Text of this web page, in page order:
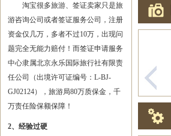
淘宝很多旅游、签证卖家只是旅
游咨询公司或者签证服务公司，注册
资金仅几万，多者不过10万，出现问
题完全无能力赔付！而签证申请服务
中心隶属北京永乐国际旅行社有限责
任公司（出境许可证编号：L-BJ-
GJ02124），旅游局80万质保金，千
万责任险保额保障！
2、经验过硬